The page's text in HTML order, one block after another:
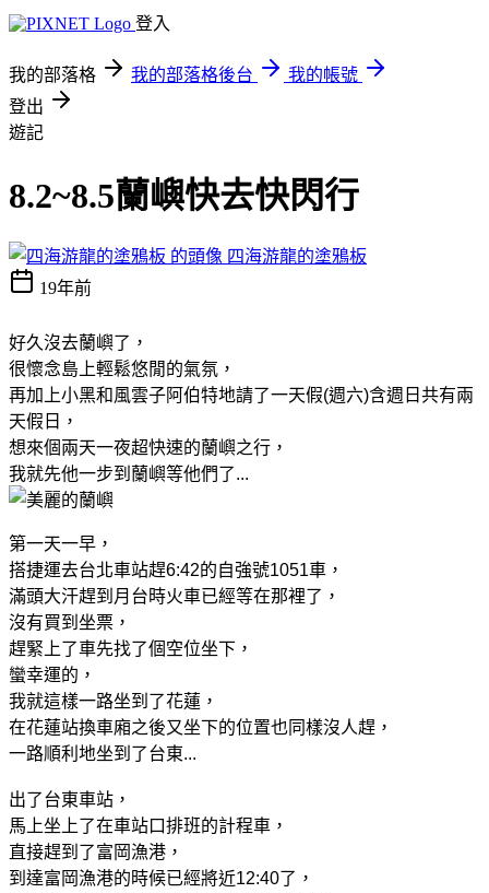
登入
我的部落格 我的部落格後台
我的帳號
登出
遊記
8.2~8.5蘭嶼快去快閃行
四海游龍的塗鴉板
19年前
好久沒去蘭嶼了，
很懷念島上輕鬆悠閒的氣氛，
再加上小黑和風雲子阿伯特地請了一天假(週六)含週日共有兩
天假日，
想來個兩天一夜超快速的蘭嶼之行，
我就先他一步到蘭嶼等他們了...
第一天一早，
搭捷運去台北車站趕6:42的自強號1051車，
滿頭大汗趕到月台時火車已經等在那裡了，
沒有買到坐票，
趕緊上了車先找了個空位坐下，
蠻幸運的，
我就這樣一路坐到了花蓮，
在花蓮站換車廂之後又坐下的位置也同樣沒人趕，
一路順利地坐到了台東...
出了台東車站，
馬上坐上了在車站口排班的計程車，
直接趕到了富岡漁港，
到達富岡漁港的時候已經將近12:40了，